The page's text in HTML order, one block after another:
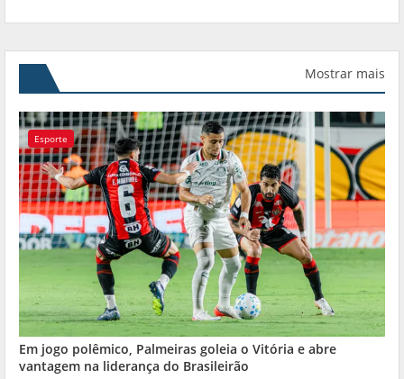
Mostrar mais
Esporte
Em jogo polêmico, Palmeiras goleia o Vitória e abre
vantagem na liderança do Brasileirão